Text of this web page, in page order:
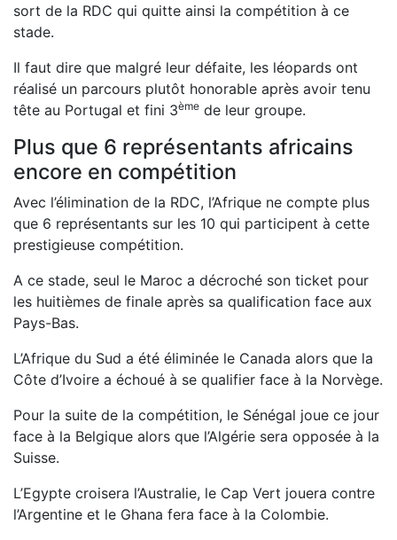
sort de la RDC qui quitte ainsi la compétition à ce
stade.
Il faut dire que malgré leur défaite, les léopards ont
réalisé un parcours plutôt honorable après avoir tenu
tête au Portugal et fini 3ème de leur groupe.
Plus que 6 représentants africains
encore en compétition
Avec l’élimination de la RDC, l’Afrique ne compte plus
que 6 représentants sur les 10 qui participent à cette
prestigieuse compétition.
A ce stade, seul le Maroc a décroché son ticket pour
les huitièmes de finale après sa qualification face aux
Pays-Bas.
L’Afrique du Sud a été éliminée le Canada alors que la
Côte d’Ivoire a échoué à se qualifier face à la Norvège.
Pour la suite de la compétition, le Sénégal joue ce jour
face à la Belgique alors que l’Algérie sera opposée à la
Suisse.
L’Egypte croisera l’Australie, le Cap Vert jouera contre
l’Argentine et le Ghana fera face à la Colombie.